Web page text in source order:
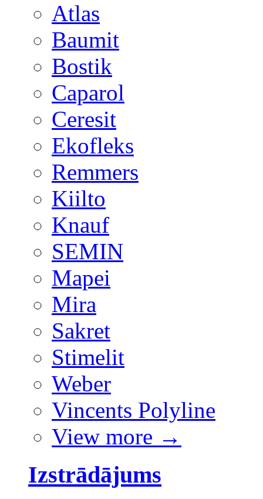
Atlas
Baumit
Bostik
Caparol
Ceresit
Ekofleks
Remmers
Kiilto
Knauf
SEMIN
Mapei
Mira
Sakret
Stimelit
Weber
Vincents Polyline
View more →
Izstrādājums